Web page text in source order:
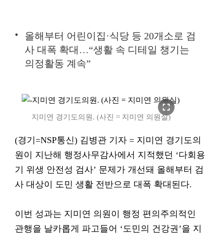
올해부터 어린이집·식당 등 20개소로 검
사 대폭 확대…“생활 속 디테일 챙기는
의정활동 계속”
fullscreen
지미연 경기도의원. (사진 = 지미연 의원실)
(경기=NSP통신) 김병관 기자 = 지미연 경기도의
원이 지난해 행정사무감사에서 지적했던 ‘다회용
기 위생 안전성 검사’ 문제가 개선돼 올해부터 검
사 대상이 도민 생활 전반으로 대폭 확대된다.
이번 성과는 지미연 의원이 행정 편의주의적인
관행을 날카롭게 파고들어 ‘도민의 건강권’을 지